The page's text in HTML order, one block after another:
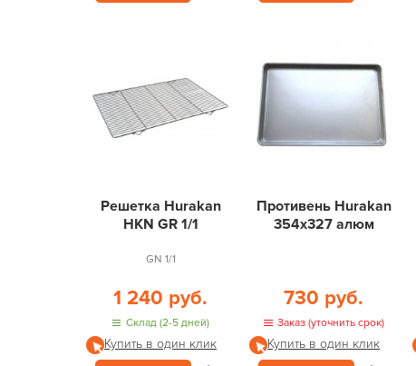
Решетка Hurakan
HKN GR 1/1
GN 1/1
1 240 руб.
Склад (2-5 дней)
Купить в один клик
Противень Hurakan
354х327 алюм
730 руб.
Заказ (уточнить срок)
Купить в один клик